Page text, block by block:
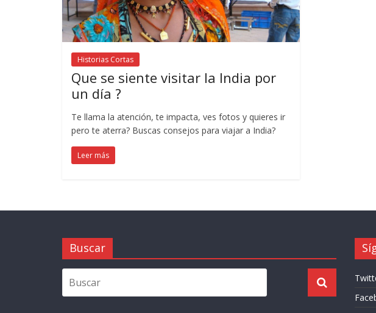
Historias Cortas
Que se siente visitar la India por
un día ?
Te llama la atención, te impacta, ves fotos y quieres ir
pero te aterra? Buscas consejos para viajar a India?
Leer más
Buscar